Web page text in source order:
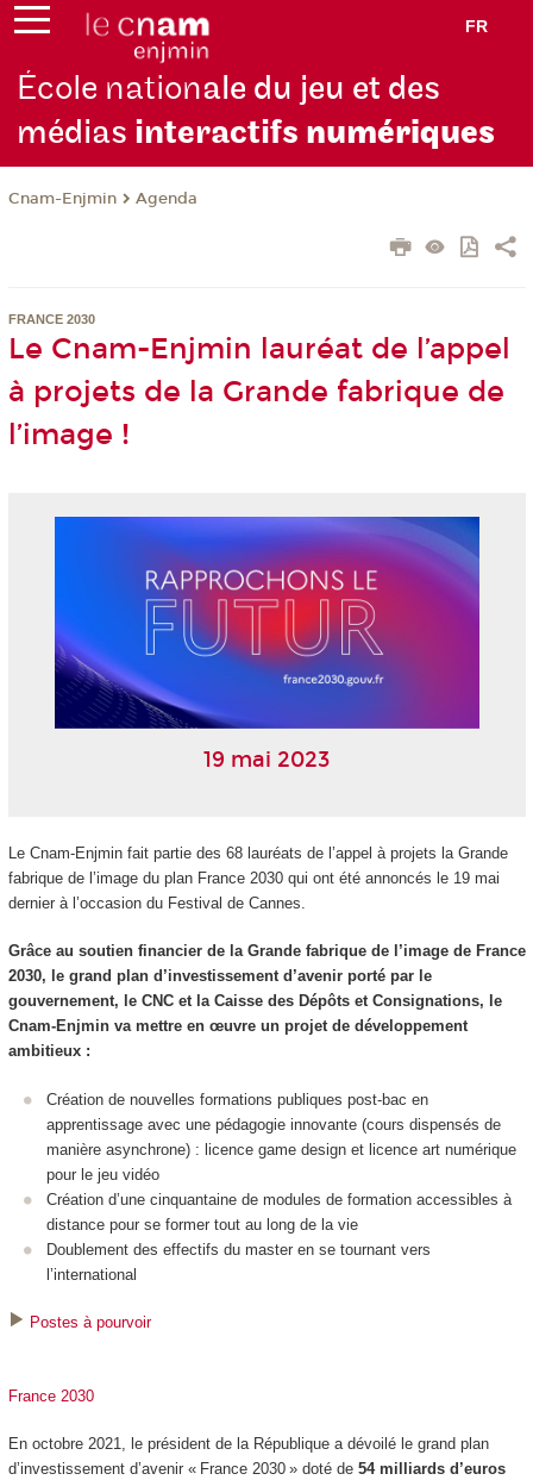
FR
École nationale du jeu et des
médias interactifs numériques
Cnam-Enjmin Agenda
FRANCE 2030
Le Cnam-Enjmin lauréat de l’appel
à projets de la Grande fabrique de
l’image !
19 mai 2023
Le Cnam-Enjmin fait partie des 68 lauréats de l’appel à projets la Grande
fabrique de l’image du plan France 2030 qui ont été annoncés le 19 mai
dernier à l’occasion du Festival de Cannes.
Grâce au soutien financier de la Grande fabrique de l’image de France
2030, le grand plan d’investissement d’avenir porté par le
gouvernement, le CNC et la Caisse des Dépôts et Consignations, le
Cnam-Enjmin va mettre en œuvre un projet de développement
ambitieux :
Création de nouvelles formations publiques post-bac en
apprentissage avec une pédagogie innovante (cours dispensés de
manière asynchrone) : licence game design et licence art numérique
pour le jeu vidéo
Création d’une cinquantaine de modules de formation accessibles à
distance pour se former tout au long de la vie
Doublement des effectifs du master en se tournant vers
l’international
Postes à pourvoir
France 2030
En octobre 2021, le président de la République a dévoilé le grand plan
d’investissement d’avenir « France 2030 » doté de 54 milliards d’euros